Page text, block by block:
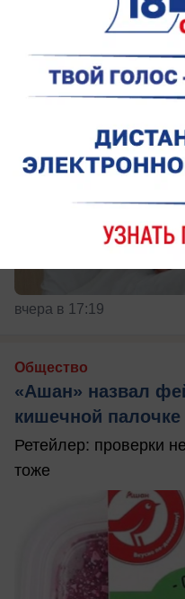
вчера в 17:19
Общество
«Ашан» назвал
кишечной палочке
Ретейлер: проверки
тоже